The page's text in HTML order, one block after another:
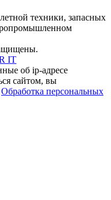
техники, запасных
IT
об ip-адресе
сайтом, вы
Обработка персональных